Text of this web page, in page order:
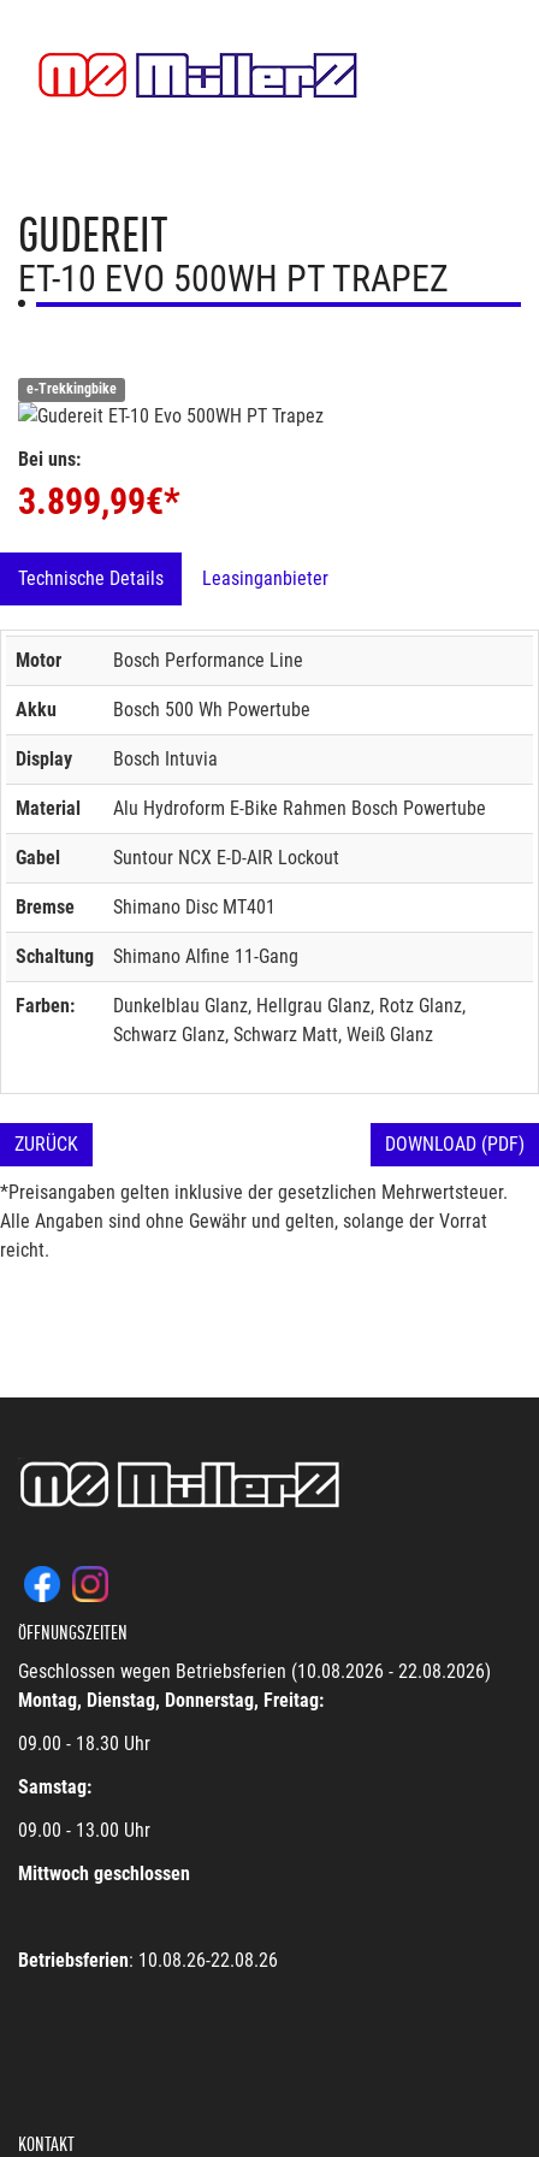
GUDEREIT
ET-10 EVO 500WH PT TRAPEZ
e-Trekkingbike
Bei uns:
3.899,99€*
Technische Details Leasinganbieter
Motor Bosch Performance Line
Akku Bosch 500 Wh Powertube
Display Bosch Intuvia
Material Alu Hydroform E-Bike Rahmen Bosch Powertube
Gabel Suntour NCX E-D-AIR Lockout
Bremse Shimano Disc MT401
Schaltung Shimano Alfine 11-Gang
Farben:
Dunkelblau Glanz, Hellgrau Glanz, Rotz Glanz,
Schwarz Glanz, Schwarz Matt, Weiß Glanz
ZURÜCK DOWNLOAD (PDF)
*Preisangaben gelten inklusive der gesetzlichen Mehrwertsteuer.
Alle Angaben sind ohne Gewähr und gelten, solange der Vorrat
reicht.
ÖFFNUNGSZEITEN
Geschlossen wegen Betriebsferien (10.08.2026 - 22.08.2026)
Montag, Dienstag, Donnerstag, Freitag:
09.00 - 18.30 Uhr
Samstag:
09.00 - 13.00 Uhr
Mittwoch geschlossen
Betriebsferien: 10.08.26-22.08.26
KONTAKT